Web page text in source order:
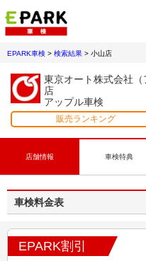
EPARK車検 > 検索結果 > 小山店
東京オート株式会社
店
アップル車検
販売ランキング
店舗情報 車検特典
車検料金表
EPARK割引